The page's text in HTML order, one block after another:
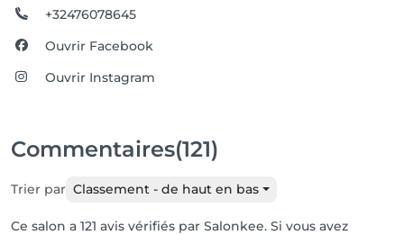
+32476078645
Ouvrir Facebook
Ouvrir Instagram
Commentaires(121)
Trier par Classement - de haut en bas
Ce salon a 121 avis vérifiés par Salonkee. Si vous avez